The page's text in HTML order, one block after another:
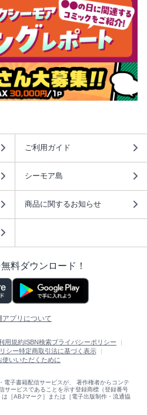
ご利用ガイド
シーモア島
商品に関するお知らせ
料ダウンロード！
アプリについて
用規約ISBN検索プライバシーポリシー
シー特定商取引法に基づく表示
使いいただくために
電子書籍配信サービスが、 著作権者からコンテ
サービスであることを示す登録商標（登録番号
［ABJマーク］または［電子出版制作・流通協